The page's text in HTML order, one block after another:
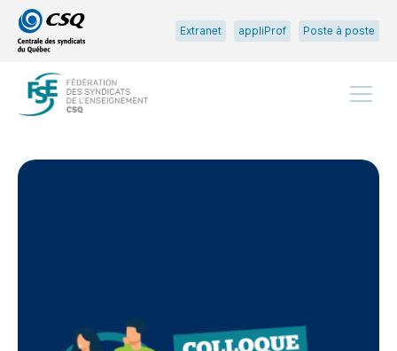
Passer
au
menu
principal
Passer
au
contenu
Extranet appliProf Poste à poste